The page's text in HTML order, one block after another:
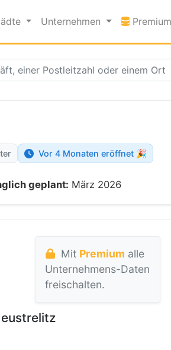
Unternehmen
Vor 4 Monaten eröffnet 🎉
geplant: März 2026
Mit Premium alle
Unternehmens-Daten
freischalten.